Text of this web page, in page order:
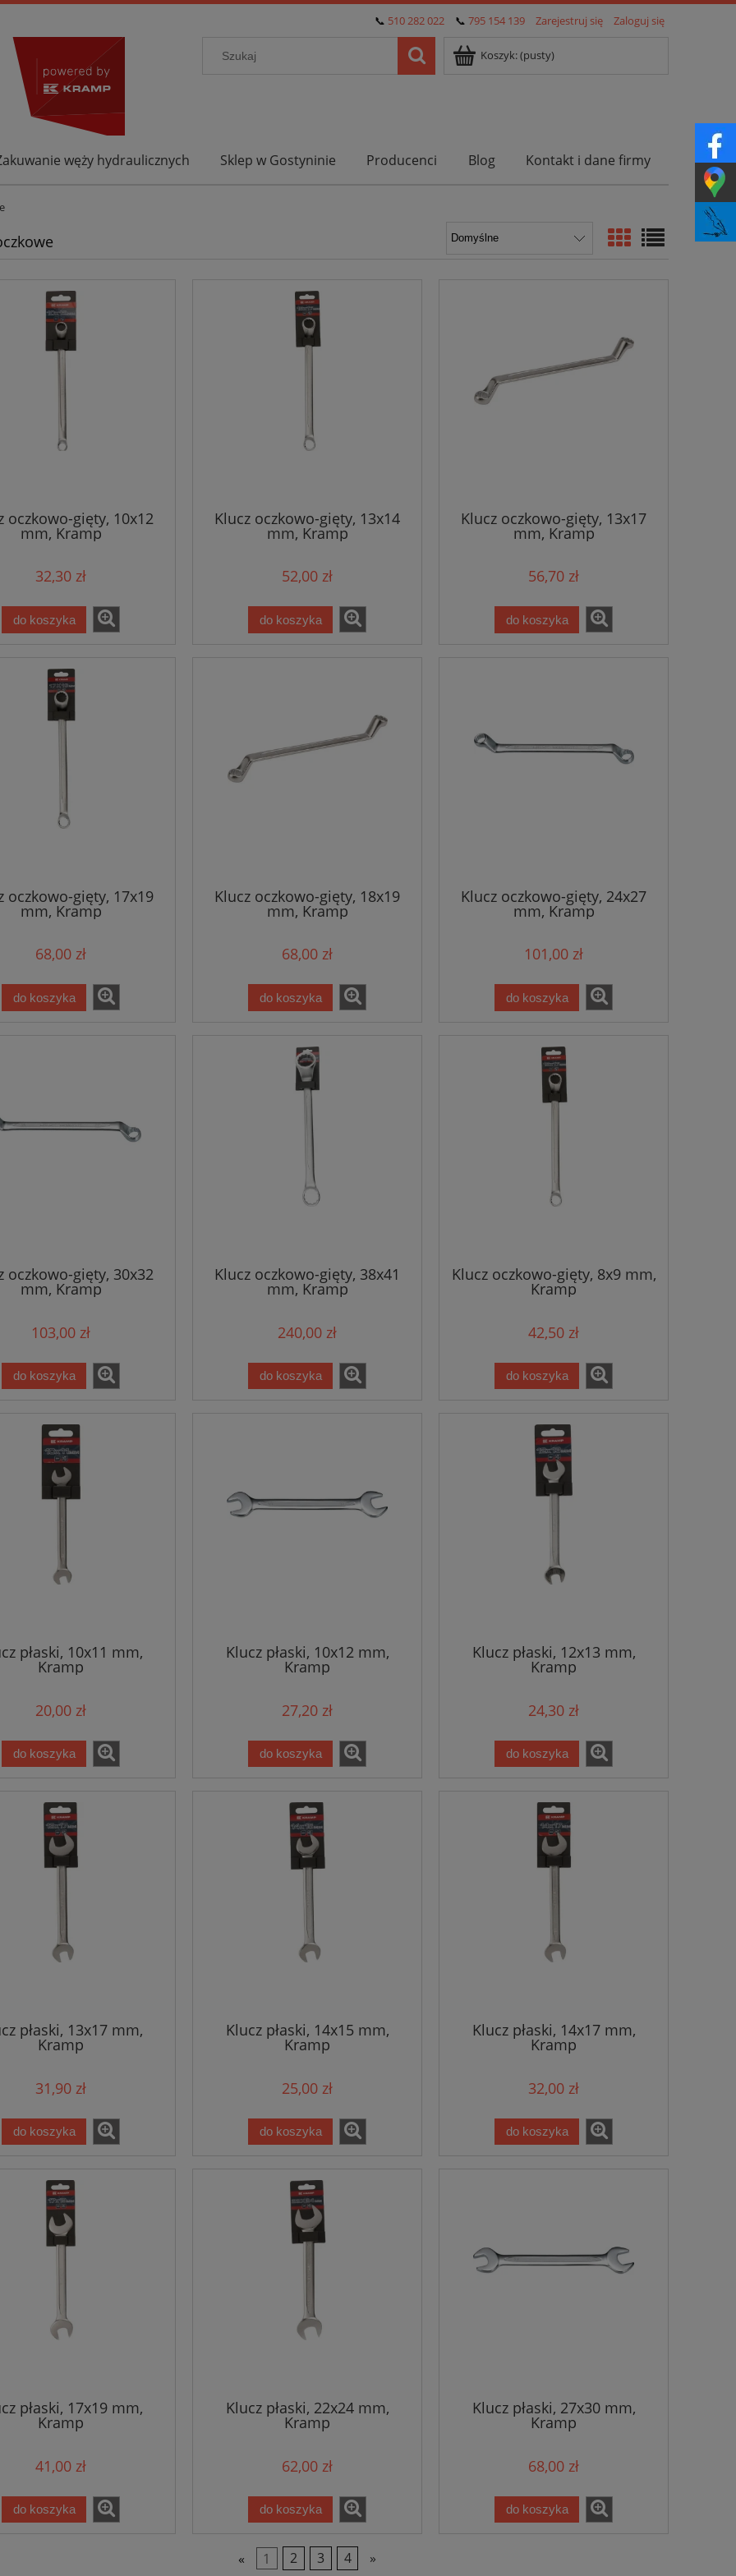
📞 510 282 022 📞 795 154 139 Zarejestruj się Zaloguj się
Koszyk:(pusty)
węży hydraulicznych Sklep w Gostyninie Producenci Blog Kontakt i dane firmy
oczkowo-gięty, 10x12
mm, Kramp
32,30 zł
do koszyka
Klucz oczkowo-gięty, 13x14
mm, Kramp
52,00 zł
do koszyka
Klucz oczkowo-gięty, 13x17
mm, Kramp
56,70 zł
do koszyka
oczkowo-gięty, 17x19
mm, Kramp
68,00 zł
do koszyka
Klucz oczkowo-gięty, 18x19
mm, Kramp
68,00 zł
do koszyka
Klucz oczkowo-gięty, 24x27
mm, Kramp
101,00 zł
do koszyka
oczkowo-gięty, 30x32
mm, Kramp
103,00 zł
do koszyka
Klucz oczkowo-gięty, 38x41
mm, Kramp
240,00 zł
do koszyka
Klucz oczkowo-gięty, 8x9 mm,
Kramp
42,50 zł
do koszyka
płaski, 10x11 mm,
Kramp
20,00 zł
do koszyka
Klucz płaski, 10x12 mm,
Kramp
27,20 zł
do koszyka
Klucz płaski, 12x13 mm,
Kramp
24,30 zł
do koszyka
płaski, 13x17 mm,
Kramp
31,90 zł
do koszyka
Klucz płaski, 14x15 mm,
Kramp
25,00 zł
do koszyka
Klucz płaski, 14x17 mm,
Kramp
32,00 zł
do koszyka
płaski, 17x19 mm,
Kramp
41,00 zł
do koszyka
Klucz płaski, 22x24 mm,
Kramp
62,00 zł
do koszyka
Klucz płaski, 27x30 mm,
Kramp
68,00 zł
do koszyka
« 1 2 3 4 »